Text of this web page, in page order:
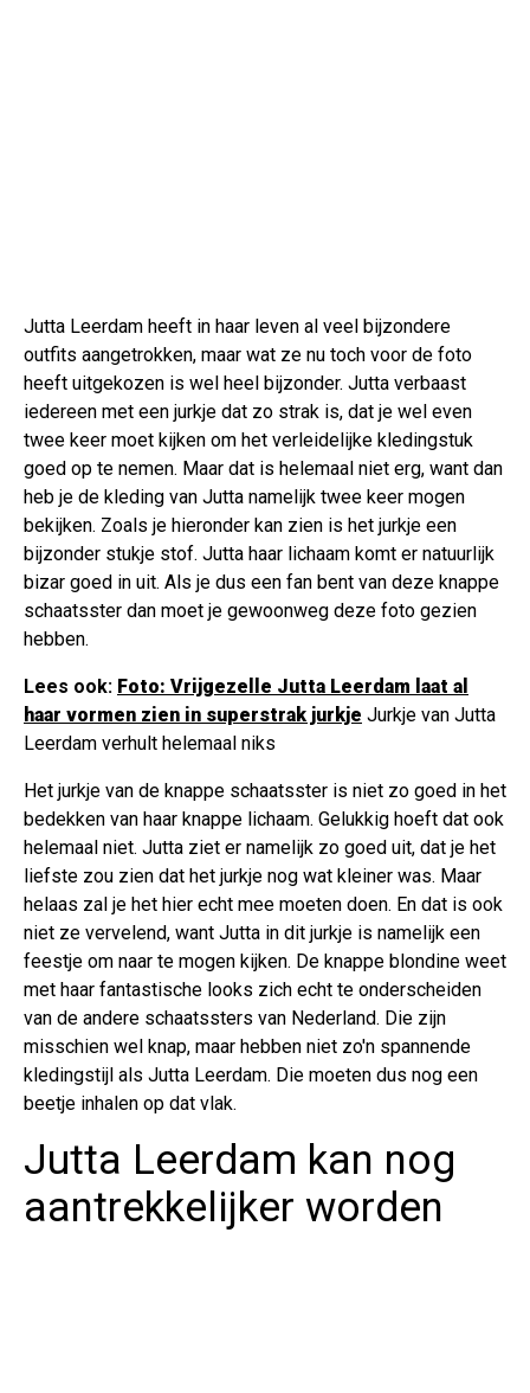
Jutta Leerdam heeft in haar leven al veel bijzondere
outfits aangetrokken, maar wat ze nu toch voor de foto
heeft uitgekozen is wel heel bijzonder. Jutta verbaast
iedereen met een jurkje dat zo strak is, dat je wel even
twee keer moet kijken om het verleidelijke kledingstuk
goed op te nemen. Maar dat is helemaal niet erg, want dan
heb je de kleding van Jutta namelijk twee keer mogen
bekijken. Zoals je hieronder kan zien is het jurkje een
bijzonder stukje stof. Jutta haar lichaam komt er natuurlijk
bizar goed in uit. Als je dus een fan bent van deze knappe
schaatsster dan moet je gewoonweg deze foto gezien
hebben.
Lees ook: Foto: Vrijgezelle Jutta Leerdam laat al
haar vormen zien in superstrak jurkje Jurkje van Jutta
Leerdam verhult helemaal niks
Het jurkje van de knappe schaatsster is niet zo goed in het
bedekken van haar knappe lichaam. Gelukkig hoeft dat ook
helemaal niet. Jutta ziet er namelijk zo goed uit, dat je het
liefste zou zien dat het jurkje nog wat kleiner was. Maar
helaas zal je het hier echt mee moeten doen. En dat is ook
niet ze vervelend, want Jutta in dit jurkje is namelijk een
feestje om naar te mogen kijken. De knappe blondine weet
met haar fantastische looks zich echt te onderscheiden
van de andere schaatssters van Nederland. Die zijn
misschien wel knap, maar hebben niet zo'n spannende
kledingstijl als Jutta Leerdam. Die moeten dus nog een
beetje inhalen op dat vlak.
Jutta Leerdam kan nog
aantrekkelijker worden